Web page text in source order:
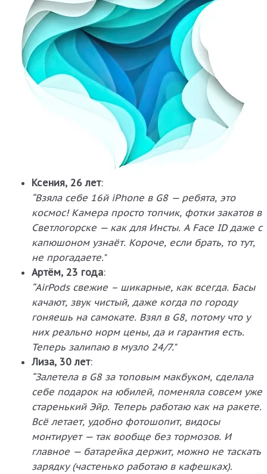
Ксения, 26 лет:
“Взяла себе 16й iPhone в G8 — ребята, это
космос! Камера просто топчик, фотки закатов в
Светлогорске — как для Инсты. А Face ID даже с
капюшоном узнаёт. Короче, если брать, то тут,
не прогадаете."
Артём, 23 года:
“AirPods свежие – шикарные, как всегда. Басы
качают, звук чистый, даже когда по городу
гоняешь на самокате. Взял в G8, потому что у
них реально норм цены, да и гарантия есть.
Теперь залипаю в музло 24/7."
Лиза, 30 лет:
“Залетела в G8 за топовым макбуком, сделала
себе подарок на юбилей, поменяла совсем уже
старенький Эйр. Теперь работаю как на ракете.
Всё летает, удобно фотошопит, видосы
монтирует — так вообще без тормозов. И
главное — батарейка держит, можно не таскать
зарядку (частенько работаю в кафешках).